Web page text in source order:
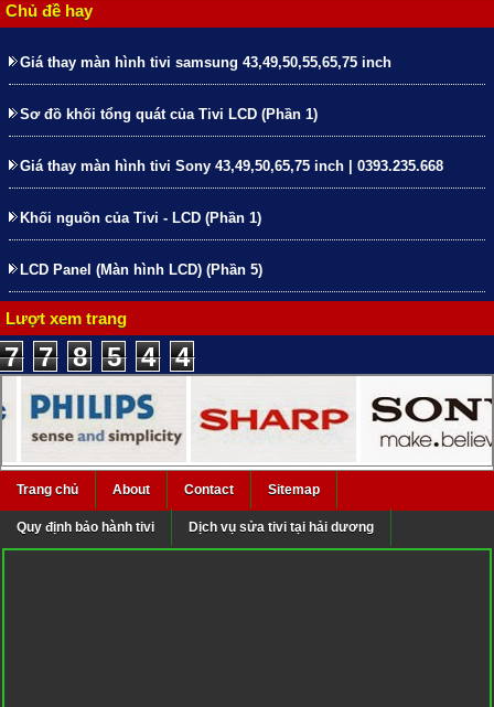
Chủ đề hay
Giá thay màn hình tivi samsung 43,49,50,55,65,75 inch
Sơ đồ khối tổng quát của Tivi LCD (Phần 1)
Giá thay màn hình tivi Sony 43,49,50,65,75 inch | 0393.235.668
Khối nguồn của Tivi - LCD (Phần 1)
LCD Panel (Màn hình LCD) (Phần 5)
Lượt xem trang
7 7 8 5 4 4
Trang chủ About Contact Sitemap
Quy định bảo hành tivi Dịch vụ sửa tivi tại hải dương